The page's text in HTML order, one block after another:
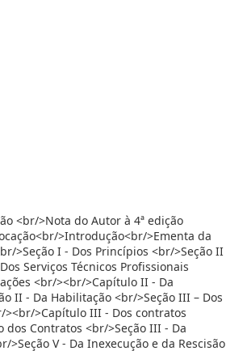
<br/>Nota do Autor à 4ª edição
>Introdução<br/>Ementa da
>Seção I - Dos Princípios <br/>Seção II
Serviços Técnicos Profissionais
<br/><br/>Capítulo II - Da
II - Da Habilitação <br/>Seção III – Dos
><br/>Capítulo III - Dos contratos
dos Contratos <br/>Seção III - Da
V - Da Inexecução e da Rescisão